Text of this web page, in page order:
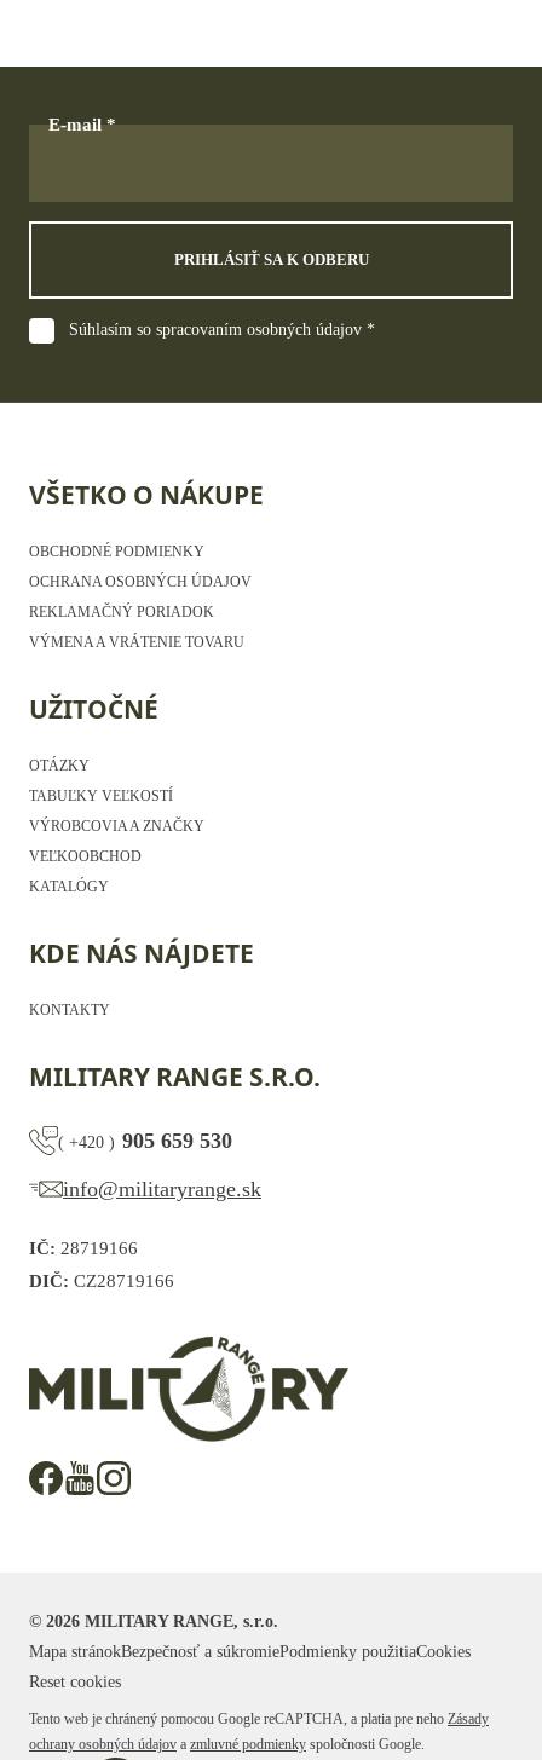
E-mail
PRIHLÁSIŤ SA K ODBERU
Súhlasím so spracovaním osobných údajov *
VŠETKO O NÁKUPE
OBCHODNÉ PODMIENKY
OCHRANA OSOBNÝCH ÚDAJOV
REKLAMAČNÝ PORIADOK
VÝMENA A VRÁTENIE TOVARU
UŽITOČNÉ
OTÁZKY
TABUĽKY VEĽKOSTÍ
VÝROBCOVIA A ZNAČKY
VEĽKOOBCHOD
KATALÓGY
KDE NÁS NÁJDETE
KONTAKTY
MILITARY RANGE S.R.O.
( +420 ) 905 659 530
info@militaryrange.sk
IČ: 28719166
DIČ: CZ28719166
© 2026 MILITARY RANGE, s.r.o.
Mapa stránokBezpečnosť a súkromiePodmienky použitiaCookies
Reset cookies
Tento web je chránený pomocou Google reCAPTCHA, a platia pre neho Zásady
ochrany osobných údajov a zmluvné podmienky spoločnosti Google.